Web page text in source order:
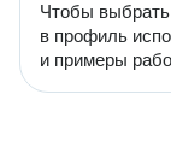
Чтобы выбрать
в профиль
и примеры